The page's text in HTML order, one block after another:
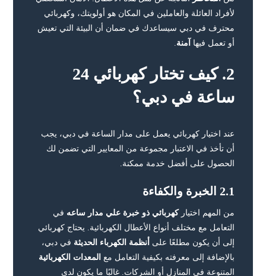
لأفراد العائلة والعاملين في المكان هو أولويتك، وكهربائي
محترف في دبي سيساعدك في ضمان أن البيئة التي تعيش
أو تعمل فيها
آمنة
2. كيف تختار كهربائي 24
ساعة في دبي؟
عند اختيار كهربائي يعمل على مدار الساعة في دبي، يجب
أن تأخذ في الاعتبار مجموعة من المعايير التي تضمن لك
الحصول على أفضل خدمة ممكنة.
2.1 الخبرة والكفاءة
من المهم اختياركهربائي ذو خبرة علي مدار ساعه في
التعامل مع مختلف أنواع الأعطال الكهربائية. يحتاج كهربائي
إلى أن يكون مطلعًا على أنظمة الكهرباء الحديثة في دبي،
بالإضافة إلى معرفته بكيفية التعامل مع المعدات الكهربائية
المتنوعة في المنازل أو الشركات. غالبًا ما يكون لدى